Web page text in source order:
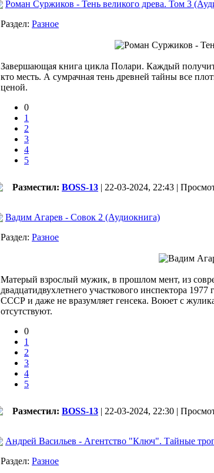
Роман Суржиков - Тень великого древа. Том 3
Раздел: Разное
Завершающая книга цикла Полари. Каждый получит
кто месть. А сумрачная тень древней тайны все
ценой.
0
1
2
3
4
5
Разместил: BOSS-13 | 22-03-2024, 22:43 |
Вадим Агарев - Совок 2 (Аудиокнига)
Раздел: Разное
Матерый взрослый мужик, в прошлом мент, из
двадцатидвухлетнего участкового инспектора
СССР и даже не вразумляет генсека. Воюет с
отсутствуют.
0
1
2
3
4
5
Разместил: BOSS-13 | 22-03-2024, 22:30 |
Андрей Васильев - Агентство "Ключ". Тайные
Раздел: Разное